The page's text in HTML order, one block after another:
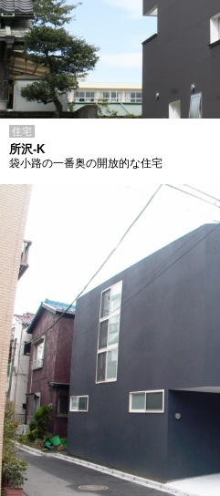
住宅
所沢-K
袋小路の一番奥の開放的な住宅